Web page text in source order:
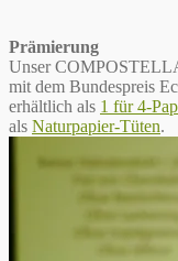
Prämierung
Unser
mit dem Bundespreis
erhältlich als 1 für 4-
als Naturpapier-Tüten.